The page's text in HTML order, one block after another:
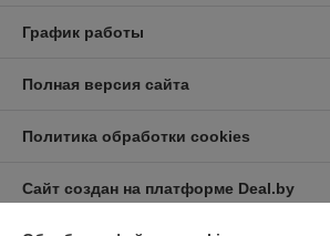
График работы
Полная версия сайта
Политика обработки cookies
Сайт создан на платформе Deal.by